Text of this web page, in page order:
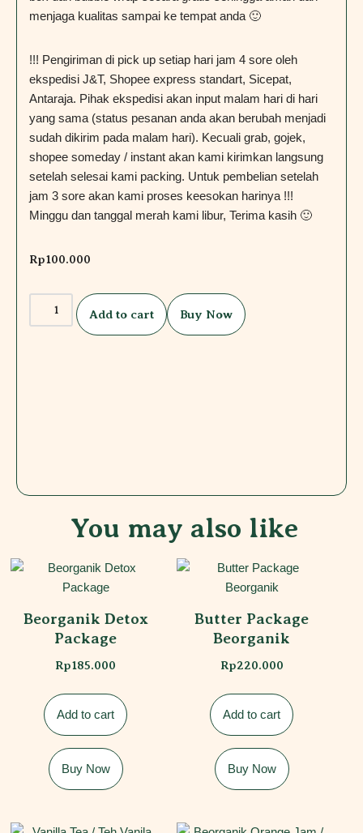
menjaga kualitas sampai ke tempat anda 🙂
!!! Pengiriman di pick up setiap hari jam 4 sore oleh
ekspedisi J&T, Shopee express standart, Sicepat,
Antaraja. Pihak ekspedisi akan input malam hari di hari
yang sama (status pesanan anda akan berubah menjadi
sudah dikirim pada malam hari). Kecuali grab, gojek,
shopee someday / instant akan kami kirimkan langsung
setelah selesai kami packing. Untuk pembelian setelah
jam 3 sore akan kami proses keesokan harinya !!!
Minggu dan tanggal merah kami libur, Terima kasih 🙂
Rp100.000
Add to cart Buy Now
You may also like
Beorganik Detox
Package
Rp185.000
Add to cart
Buy Now
Butter Package
Beorganik
Rp220.000
Add to cart
Buy Now